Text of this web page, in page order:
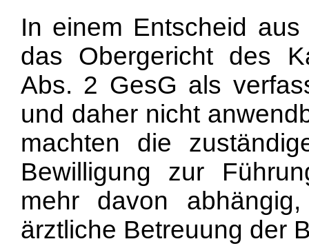
In einem Entscheid
das Obergericht des
Abs. 2 GesG als
und daher nicht
machten die
Bewilligung zur
mehr davon
ärztliche Betreuung der